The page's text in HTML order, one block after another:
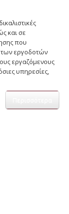
και σε
που
εργοδοτών
εργαζόμενους
υπηρεσίες,